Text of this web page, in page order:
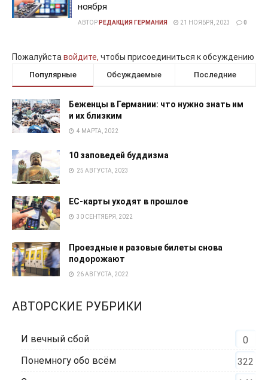
ноября
АВТОР РЕДАКЦИЯ ГЕРМАНИЯ 21 НОЯБРЯ, 2023 0
Пожалуйста войдите, чтобы присоединиться к обсуждению
Популярные Обсуждаемые Последние
Беженцы в Германии: что нужно знать им
и их близким
4 МАРТА, 2022
10 заповедей буддизма
25 АВГУСТА, 2023
EC-карты уходят в прошлое
30 СЕНТЯБРЯ, 2022
Проездные и разовые билеты снова
подорожают
26 АВГУСТА, 2022
АВТОРСКИЕ РУБРИКИ
И вечный сбой
0
Понемногу обо всём
322